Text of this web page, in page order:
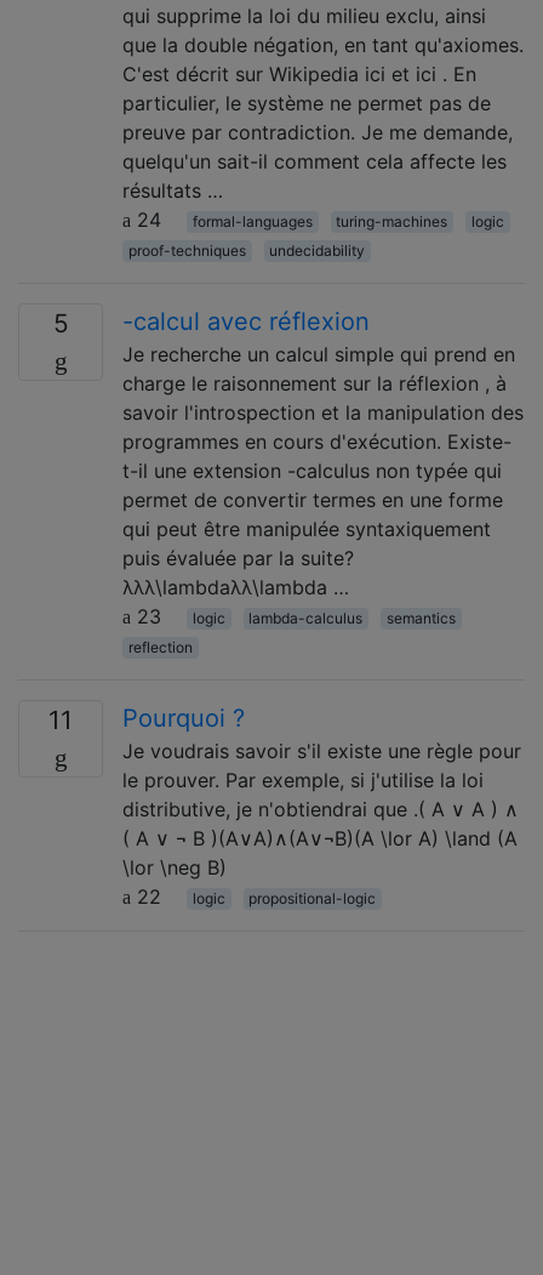
qui supprime la loi du milieu exclu, ainsi
que la double négation, en tant qu'axiomes.
C'est décrit sur Wikipedia ici et ici . En
particulier, le système ne permet pas de
preuve par contradiction. Je me demande,
quelqu'un sait-il comment cela affecte les
résultats …
24
formal-languages turing-machines
logic
proof-techniques
undecidability
5 -calcul avec réflexion
Je recherche un calcul simple qui prend en
charge le raisonnement sur la réflexion , à
savoir l'introspection et la manipulation des
programmes en cours d'exécution. Existe-
t-il une extension -calculus non typée qui
permet de convertir termes en une forme
qui peut être manipulée syntaxiquement
puis évaluée par la suite?
λλλ\lambdaλλ\lambda …
23
logic lambda-calculus
semantics
reflection
11 Pourquoi ?
Je voudrais savoir s'il existe une règle pour
le prouver. Par exemple, si j'utilise la loi
distributive, je n'obtiendrai que .( A ∨ A ) ∧
( A ∨ ¬ B )(A∨A)∧(A∨¬B)(A \lor A) \land (A
\lor \neg B)
22
logic propositional-logic